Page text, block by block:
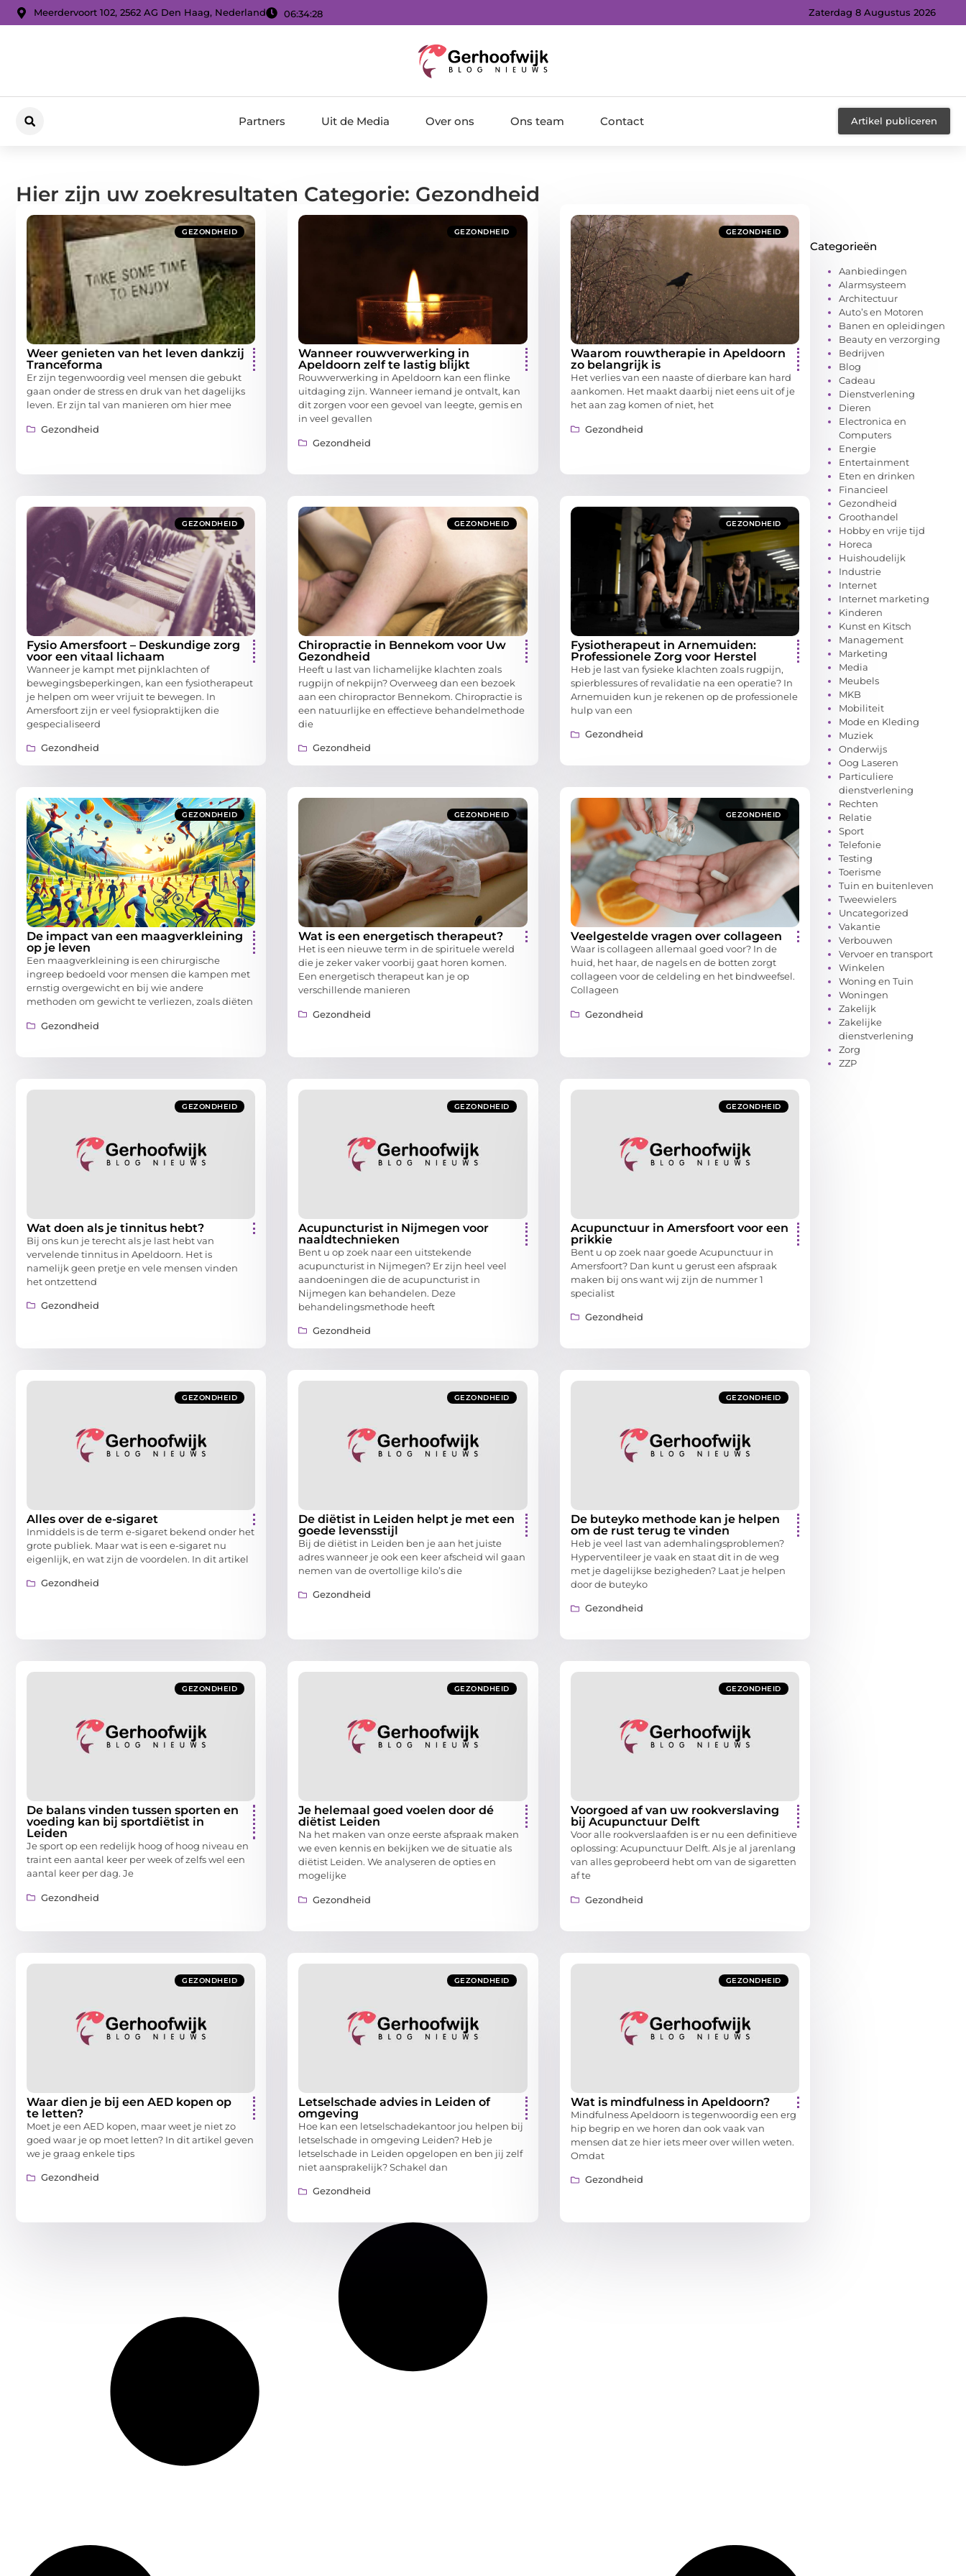
Meerdervoort 102, 2562 AG Den Haag, Nederland 06:34:30 Zaterdag 8 Augustus 2026
Partners Uit de Media Over ons Ons team Contact Artikel publiceren
Hier zijn uw zoekresultaten Categorie: Gezondheid
GEZONDHEID
Weer genieten van het leven dankzij
Tranceforma
Er zijn tegenwoordig veel mensen die gebukt
gaan onder de stress en druk van het dagelijks
leven. Er zijn tal van manieren om hier mee
Gezondheid
GEZONDHEID
Wanneer rouwverwerking in
Apeldoorn zelf te lastig blijkt
Rouwverwerking in Apeldoorn kan een flinke
uitdaging zijn. Wanneer iemand je ontvalt, kan
dit zorgen voor een gevoel van leegte, gemis en
in veel gevallen
Gezondheid
GEZONDHEID
Waarom rouwtherapie in Apeldoorn
zo belangrijk is
Het verlies van een naaste of dierbare kan hard
aankomen. Het maakt daarbij niet eens uit of je
het aan zag komen of niet, het
Gezondheid
GEZONDHEID
Fysio Amersfoort – Deskundige zorg
voor een vitaal lichaam
Wanneer je kampt met pijnklachten of
bewegingsbeperkingen, kan een fysiotherapeut
je helpen om weer vrijuit te bewegen. In
Amersfoort zijn er veel fysiopraktijken die
gespecialiseerd
Gezondheid
GEZONDHEID
Chiropractie in Bennekom voor Uw
Gezondheid
Heeft u last van lichamelijke klachten zoals
rugpijn of nekpijn? Overweeg dan een bezoek
aan een chiropractor Bennekom. Chiropractie is
een natuurlijke en effectieve behandelmethode
die
Gezondheid
GEZONDHEID
Fysiotherapeut in Arnemuiden:
Professionele Zorg voor Herstel
Heb je last van fysieke klachten zoals rugpijn,
spierblessures of revalidatie na een operatie? In
Arnemuiden kun je rekenen op de professionele
hulp van een
Gezondheid
GEZONDHEID
De impact van een maagverkleining
op je leven
Een maagverkleining is een chirurgische
ingreep bedoeld voor mensen die kampen met
ernstig overgewicht en bij wie andere
methoden om gewicht te verliezen, zoals diëten
Gezondheid
GEZONDHEID
Wat is een energetisch therapeut?
Het is een nieuwe term in de spirituele wereld
die je zeker vaker voorbij gaat horen komen.
Een energetisch therapeut kan je op
verschillende manieren
Gezondheid
GEZONDHEID
Veelgestelde vragen over collageen
Waar is collageen allemaal goed voor? In de
huid, het haar, de nagels en de botten zorgt
collageen voor de celdeling en het bindweefsel.
Collageen
Gezondheid
GEZONDHEID
Wat doen als je tinnitus hebt?
Bij ons kun je terecht als je last hebt van
vervelende tinnitus in Apeldoorn. Het is
namelijk geen pretje en vele mensen vinden
het ontzettend
Gezondheid
GEZONDHEID
Acupuncturist in Nijmegen voor
naaldtechnieken
Bent u op zoek naar een uitstekende
acupuncturist in Nijmegen? Er zijn heel veel
aandoeningen die de acupuncturist in
Nijmegen kan behandelen. Deze
behandelingsmethode heeft
Gezondheid
GEZONDHEID
Acupunctuur in Amersfoort voor een
prikkie
Bent u op zoek naar goede Acupunctuur in
Amersfoort? Dan kunt u gerust een afspraak
maken bij ons want wij zijn de nummer 1
specialist
Gezondheid
GEZONDHEID
Alles over de e-sigaret
Inmiddels is de term e-sigaret bekend onder het
grote publiek. Maar wat is een e-sigaret nu
eigenlijk, en wat zijn de voordelen. In dit artikel
Gezondheid
GEZONDHEID
De diëtist in Leiden helpt je met een
goede levensstijl
Bij de diëtist in Leiden ben je aan het juiste
adres wanneer je ook een keer afscheid wil gaan
nemen van de overtollige kilo’s die
Gezondheid
GEZONDHEID
De buteyko methode kan je helpen
om de rust terug te vinden
Heb je veel last van ademhalingsproblemen?
Hyperventileer je vaak en staat dit in de weg
met je dagelijkse bezigheden? Laat je helpen
door de buteyko
Gezondheid
GEZONDHEID
De balans vinden tussen sporten en
voeding kan bij sportdiëtist in
Leiden
Je sport op een redelijk hoog of hoog niveau en
traint een aantal keer per week of zelfs wel een
aantal keer per dag. Je
Gezondheid
GEZONDHEID
Je helemaal goed voelen door dé
diëtist Leiden
Na het maken van onze eerste afspraak maken
we even kennis en bekijken we de situatie als
diëtist Leiden. We analyseren de opties en
mogelijke
Gezondheid
GEZONDHEID
Voorgoed af van uw rookverslaving
bij Acupunctuur Delft
Voor alle rookverslaafden is er nu een definitieve
oplossing: Acupunctuur Delft. Als je al jarenlang
van alles geprobeerd hebt om van de sigaretten
af te
Gezondheid
GEZONDHEID
Waar dien je bij een AED kopen op
te letten?
Moet je een AED kopen, maar weet je niet zo
goed waar je op moet letten? In dit artikel geven
we je graag enkele tips
Gezondheid
GEZONDHEID
Letselschade advies in Leiden of
omgeving
Hoe kan een letselschadekantoor jou helpen bij
letselschade in omgeving Leiden? Heb je
letselschade in Leiden opgelopen en ben jij zelf
niet aansprakelijk? Schakel dan
Gezondheid
GEZONDHEID
Wat is mindfulness in Apeldoorn?
Mindfulness Apeldoorn is tegenwoordig een erg
hip begrip en we horen dan ook vaak van
mensen dat ze hier iets meer over willen weten.
Omdat
Gezondheid
Categorieën
Aanbiedingen
Alarmsysteem
Architectuur
Auto’s en Motoren
Banen en opleidingen
Beauty en verzorging
Bedrijven
Blog
Cadeau
Dienstverlening
Dieren
Electronica en
Computers
Energie
Entertainment
Eten en drinken
Financieel
Gezondheid
Groothandel
Hobby en vrije tijd
Horeca
Huishoudelijk
Industrie
Internet
Internet marketing
Kinderen
Kunst en Kitsch
Management
Marketing
Media
Meubels
MKB
Mobiliteit
Mode en Kleding
Muziek
Onderwijs
Oog Laseren
Particuliere
dienstverlening
Rechten
Relatie
Sport
Telefonie
Testing
Toerisme
Tuin en buitenleven
Tweewielers
Uncategorized
Vakantie
Verbouwen
Vervoer en transport
Winkelen
Woning en Tuin
Woningen
Zakelijk
Zakelijke
dienstverlening
Zorg
ZZP